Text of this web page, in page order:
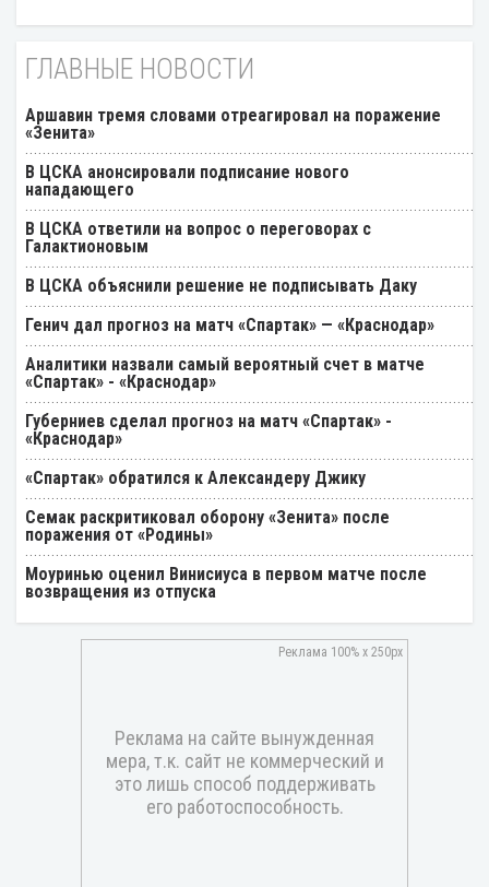
ГЛАВНЫЕ НОВОСТИ
Аршавин тремя словами отреагировал на поражение
«Зенита»
В ЦСКА анонсировали подписание нового
нападающего
В ЦСКА ответили на вопрос о переговорах с
Галактионовым
В ЦСКА объяснили решение не подписывать Даку
Генич дал прогноз на матч «Спартак» — «Краснодар»
Аналитики назвали самый вероятный счет в матче
«Спартак» - «Краснодар»
Губерниев сделал прогноз на матч «Спартак» -
«Краснодар»
«Спартак» обратился к Александеру Джику
Семак раскритиковал оборону «Зенита» после
поражения от «Родины»
Моуринью оценил Винисиуса в первом матче после
возвращения из отпуска